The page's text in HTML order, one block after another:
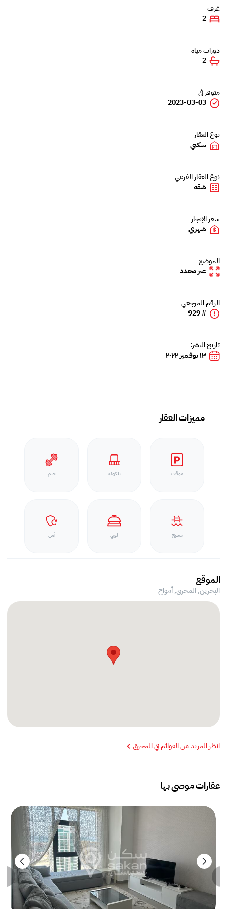
غرف
2
دورات مياه
2
متوفر في
2023-03-03
نوع العقار
سكني
نوع العقار الفرعي
شقة
سعر الإيجار
شهري
الموضع
غير محدد
الرقم المرجعي
# 929
تاريخ النشر:
١٣ نوفمبر ٢٠٢٢
مميزات العقار
موقف بلكونة جيم
مسبح لوبي أمن
الموقع
البحرين, المحرق,أمواج
انظر المزيد من القوائم في المحرق
عقارات موصى بها